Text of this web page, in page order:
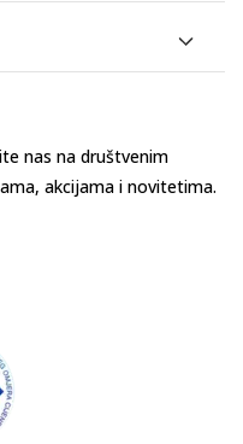
nas na društvenim
akcijama i novitetima.